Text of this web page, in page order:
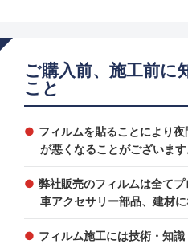
ご購入前、施工前に
こと
フィルムを貼ることにより
が悪くなることがございます
弊社販売のフィルムは全て
車アクセサリー部品、建材に
フィルム施工には技術・知